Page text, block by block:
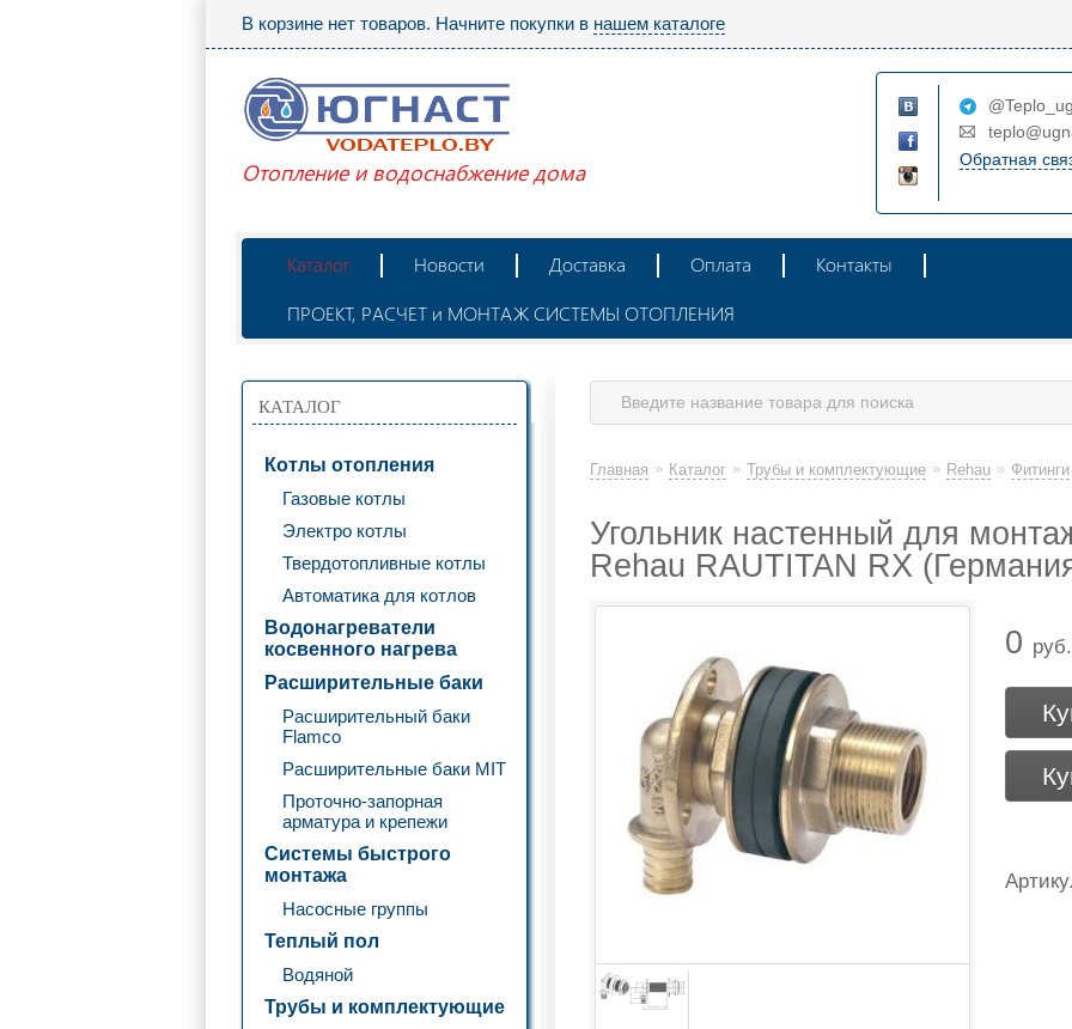
В корзине нет товаров. Начните покупки в нашем каталоге
Отопление и водоснабжение дома
Обратная
Каталог Новости Доставка Оплата
Контакты
ПРОЕКТ, РАСЧЕТ и МОНТАЖ СИСТЕМЫ ОТОПЛЕНИЯ
КАТАЛОГ
Котлы отопления
Газовые котлы
Электро котлы
Твердотопливные котлы
Автоматика для котлов
Водонагреватели
косвенного нагрева
Расширительные баки
Расширительный баки
Flamco
Расширительные баки MIT
Проточно-запорная
арматура и крепежи
Системы быстрого
монтажа
Насосные группы
Теплый пол
Водяной
Трубы и комплектующие
Главная » Каталог » Трубы и комплектующие » Rehau » Фитинги
Угольник настенный для
Rehau RAUTITAN RX
0 руб.